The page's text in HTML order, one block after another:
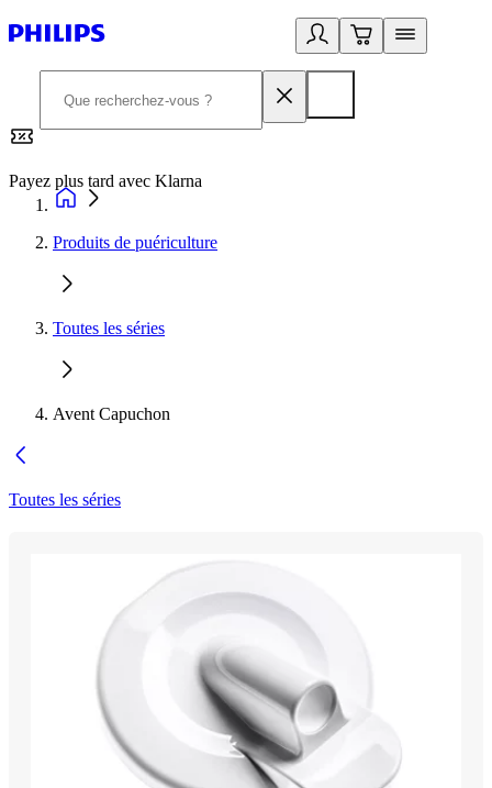
Payez plus tard avec Klarna
Produits de puériculture
Toutes les séries
Avent Capuchon
Toutes les séries